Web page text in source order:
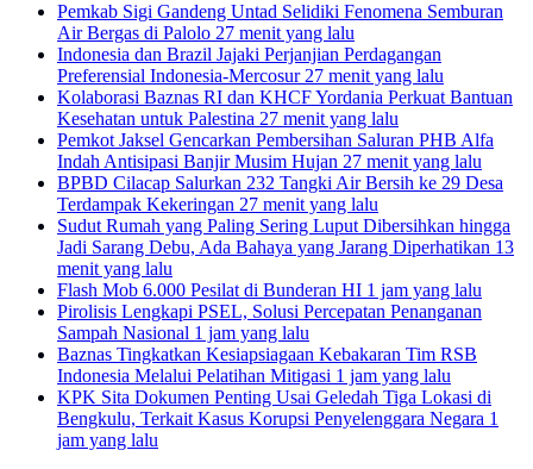
Pemkab Sigi Gandeng Untad Selidiki Fenomena Semburan
Air Bergas di Palolo 27 menit yang lalu
Indonesia dan Brazil Jajaki Perjanjian Perdagangan
Preferensial Indonesia-Mercosur 27 menit yang lalu
Kolaborasi Baznas RI dan KHCF Yordania Perkuat Bantuan
Kesehatan untuk Palestina 27 menit yang lalu
Pemkot Jaksel Gencarkan Pembersihan Saluran PHB Alfa
Indah Antisipasi Banjir Musim Hujan 27 menit yang lalu
BPBD Cilacap Salurkan 232 Tangki Air Bersih ke 29 Desa
Terdampak Kekeringan 27 menit yang lalu
Sudut Rumah yang Paling Sering Luput Dibersihkan hingga
Jadi Sarang Debu, Ada Bahaya yang Jarang Diperhatikan 13
menit yang lalu
Flash Mob 6.000 Pesilat di Bunderan HI 1 jam yang lalu
Pirolisis Lengkapi PSEL, Solusi Percepatan Penanganan
Sampah Nasional 1 jam yang lalu
Baznas Tingkatkan Kesiapsiagaan Kebakaran Tim RSB
Indonesia Melalui Pelatihan Mitigasi 1 jam yang lalu
KPK Sita Dokumen Penting Usai Geledah Tiga Lokasi di
Bengkulu, Terkait Kasus Korupsi Penyelenggara Negara 1
jam yang lalu